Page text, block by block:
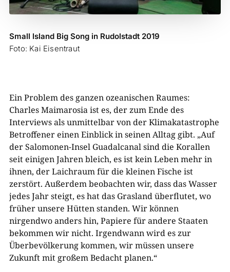
Small Island Big Song in Rudolstadt 2019
Foto: Kai Eisentraut
Ein Problem des ganzen ozeanischen Raumes:
Charles Maimarosia ist es, der zum Ende des
Interviews als unmittelbar von der Klimakatastrophe
Betroffener einen Einblick in seinen Alltag gibt. „Auf
der Salomonen-Insel Guadalcanal sind die Korallen
seit einigen Jahren bleich, es ist kein Leben mehr in
ihnen, der Laichraum für die kleinen Fische ist
zerstört. Außerdem beobachten wir, dass das Wasser
jedes Jahr steigt, es hat das Grasland überflutet, wo
früher unsere Hütten standen. Wir können
nirgendwo anders hin, Papiere für andere Staaten
bekommen wir nicht. Irgendwann wird es zur
Überbevölkerung kommen, wir müssen unsere
Zukunft mit großem Bedacht planen.“